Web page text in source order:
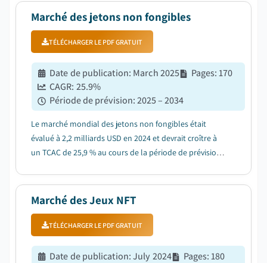
Marché des jetons non fongibles
TÉLÉCHARGER LE PDF GRATUIT
Date de publication: March 2025 Pages:170
CAGR: 25.9%
Période de prévision:2025 – 2034
Le marché mondial des jetons non fongibles était
évalué à 2,2 milliards USD en 2024 et devrait croître à
un TCAC de 25,9 % au cours de la période de prévision
Marché des Jeux NFT
TÉLÉCHARGER LE PDF GRATUIT
Date de publication:July 2024 Pages:180